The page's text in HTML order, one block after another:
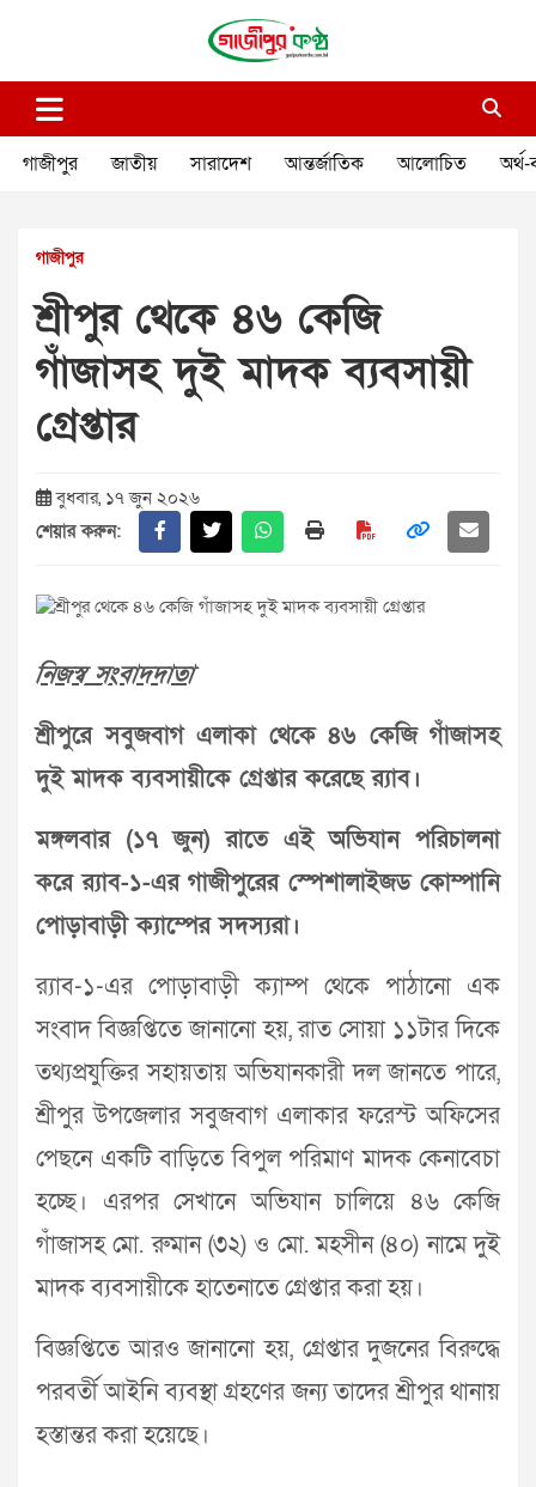
গাজীপুর কণ্ঠ
গাজীপুর জাতীয় সারাদেশ আন্তর্জাতিক আলোচিত অর্থ-
গাজীপুর
শ্রীপুর থেকে ৪৬ কেজি
গাঁজাসহ দুই মাদক ব্যবসায়ী
গ্রেপ্তার
বুধবার, ১৭ জুন ২০২৬
শেয়ার করুন:
নিজস্ব সংবাদদাতা
শ্রীপুরে সবুজবাগ এলাকা থেকে ৪৬ কেজি গাঁজাসহ
দুই মাদক ব্যবসায়ীকে গ্রেপ্তার করেছে র‌্যাব।
মঙ্গলবার (১৭ জুন) রাতে এই অভিযান পরিচালনা
করে র‌্যাব-১-এর গাজীপুরের স্পেশালাইজড কোম্পানি
পোড়াবাড়ী ক্যাম্পের সদস্যরা।
র‌্যাব-১-এর পোড়াবাড়ী ক্যাম্প থেকে পাঠানো এক
সংবাদ বিজ্ঞপ্তিতে জানানো হয়, রাত সোয়া ১১টার দিকে
তথ্যপ্রযুক্তির সহায়তায় অভিযানকারী দল জানতে পারে,
শ্রীপুর উপজেলার সবুজবাগ এলাকার ফরেস্ট অফিসের
পেছনে একটি বাড়িতে বিপুল পরিমাণ মাদক কেনাবেচা
হচ্ছে। এরপর সেখানে অভিযান চালিয়ে ৪৬ কেজি
গাঁজাসহ মো. রুমান (৩২) ও মো. মহসীন (৪০) নামে দুই
মাদক ব্যবসায়ীকে হাতেনাতে গ্রেপ্তার করা হয়।
বিজ্ঞপ্তিতে আরও জানানো হয়, গ্রেপ্তার দুজনের বিরুদ্ধে
পরবর্তী আইনি ব্যবস্থা গ্রহণের জন্য তাদের শ্রীপুর থানায়
হস্তান্তর করা হয়েছে।